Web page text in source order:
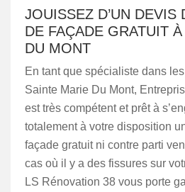
JOUISSEZ D’UN DEVIS
DE FAÇADE GRATUIT
DU MONT
En tant que spécialiste dans
Sainte Marie Du Mont,
est très compétent et prêt à
totalement à votre disposition
façade gratuit ni contre parti
cas où il y a des fissures sur
LS Rénovation 38 vous porte